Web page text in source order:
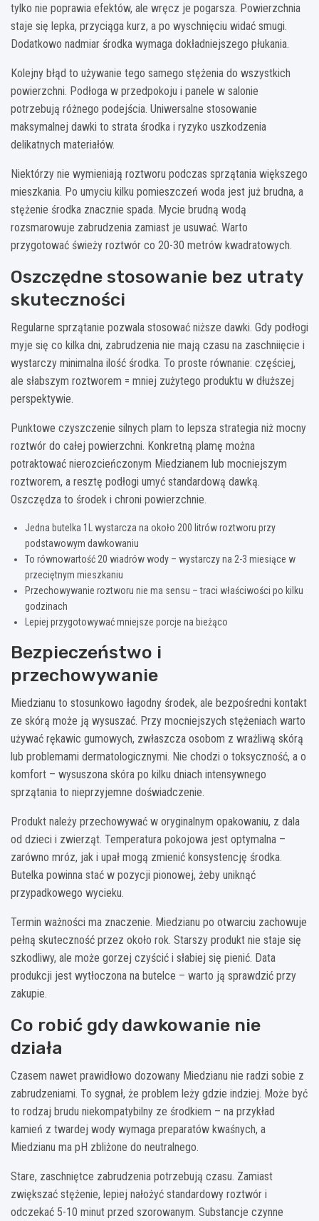
tylko nie poprawia efektów, ale wręcz je pogarsza. Powierzchnia
staje się lepka, przyciąga kurz, a po wyschnięciu widać smugi.
Dodatkowo nadmiar środka wymaga dokładniejszego płukania.
Kolejny błąd to używanie tego samego stężenia do wszystkich
powierzchni. Podłoga w przedpokoju i panele w salonie
potrzebują różnego podejścia. Uniwersalne stosowanie
maksymalnej dawki to strata środka i ryzyko uszkodzenia
delikatnych materiałów.
Niektórzy nie wymieniają roztworu podczas sprzątania większego
mieszkania. Po umyciu kilku pomieszczeń woda jest już brudna, a
stężenie środka znacznie spada. Mycie brudną wodą
rozsmarowuje zabrudzenia zamiast je usuwać. Warto
przygotować świeży roztwór co 20-30 metrów kwadratowych.
Oszczędne stosowanie bez utraty
skuteczności
Regularne sprzątanie pozwala stosować niższe dawki. Gdy podłogi
myje się co kilka dni, zabrudzenia nie mają czasu na zaschniięcie i
wystarczy minimalna ilość środka. To proste równanie: częściej,
ale słabszym roztworem = mniej zużytego produktu w dłuższej
perspektywie.
Punktowe czyszczenie silnych plam to lepsza strategia niż mocny
roztwór do całej powierzchni. Konkretną plamę można
potraktować nierozcieńczonym Miedzianem lub mocniejszym
roztworem, a resztę podłogi umyć standardową dawką.
Oszczędza to środek i chroni powierzchnie.
Jedna butelka 1L wystarcza na około 200 litrów roztworu przy
podstawowym dawkowaniu
To równowartość 20 wiadrów wody – wystarczy na 2-3 miesiące w
przeciętnym mieszkaniu
Przechowywanie roztworu nie ma sensu – traci właściwości po kilku
godzinach
Lepiej przygotowywać mniejsze porcje na bieżąco
Bezpieczeństwo i
przechowywanie
Miedzianu to stosunkowo łagodny środek, ale bezpośredni kontakt
ze skórą może ją wysuszać. Przy mocniejszych stężeniach warto
używać rękawic gumowych, zwłaszcza osobom z wrażliwą skórą
lub problemami dermatologicznymi. Nie chodzi o toksyczność, a o
komfort – wysuszona skóra po kilku dniach intensywnego
sprzątania to nieprzyjemne doświadczenie.
Produkt należy przechowywać w oryginalnym opakowaniu, z dala
od dzieci i zwierząt. Temperatura pokojowa jest optymalna –
zarówno mróz, jak i upał mogą zmienić konsystencję środka.
Butelka powinna stać w pozycji pionowej, żeby uniknąć
przypadkowego wycieku.
Termin ważności ma znaczenie. Miedzianu po otwarciu zachowuje
pełną skuteczność przez około rok. Starszy produkt nie staje się
szkodliwy, ale może gorzej czyścić i słabiej się pienić. Data
produkcji jest wytłoczona na butelce – warto ją sprawdzić przy
zakupie.
Co robić gdy dawkowanie nie
działa
Czasem nawet prawidłowo dozowany Miedzianu nie radzi sobie z
zabrudzeniami. To sygnał, że problem leży gdzie indziej. Może być
to rodzaj brudu niekompatybilny ze środkiem – na przykład
kamień z twardej wody wymaga preparatów kwaśnych, a
Miedzianu ma pH zbliżone do neutralnego.
Stare, zaschniętce zabrudzenia potrzebują czasu. Zamiast
zwiększać stężenie, lepiej nałożyć standardowy roztwór i
odczekać 5-10 minut przed szorowanym. Substancje czynne